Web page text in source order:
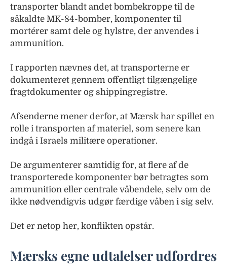
transporter blandt andet bombekroppe til de
såkaldte MK-84-bomber, komponenter til
mortérer samt dele og hylstre, der anvendes i
ammunition.
I rapporten nævnes det, at transporterne er
dokumenteret gennem offentligt tilgængelige
fragtdokumenter og shippingregistre.
Afsenderne mener derfor, at Mærsk har spillet en
rolle i transporten af materiel, som senere kan
indgå i Israels militære operationer.
De argumenterer samtidig for, at flere af de
transporterede komponenter bør betragtes som
ammunition eller centrale våbendele, selv om de
ikke nødvendigvis udgør færdige våben i sig selv.
Det er netop her, konflikten opstår.
Mærsks egne udtalelser udfordres